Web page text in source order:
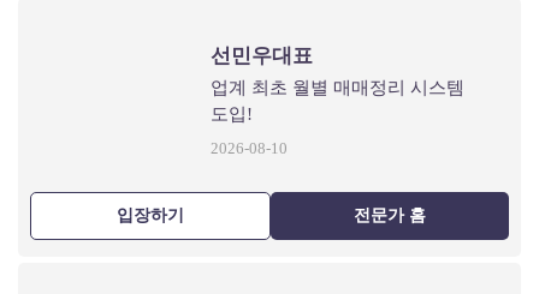
선민우대표
업계 최초 월별 매매정리 시스템
도입!
2026-08-10
입장하기 전문가 홈